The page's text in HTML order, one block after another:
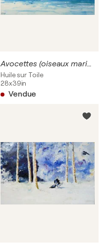
Avocettes (oiseaux marins) en vol.
Huile sur Toile
28x39in
Vendue